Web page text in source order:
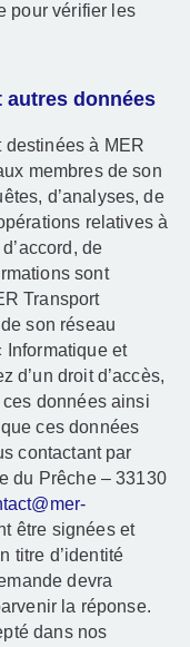
pour vérifier les
autres données
destinées à MER
membres de son
d’analyses, de
relatives à
de
sont
Transport
son réseau
Informatique et
d’un droit d’accès,
données ainsi
ces données
contactant par
du Prêche – 33130
être signées et
titre d’identité
devra
la réponse.
dans nos